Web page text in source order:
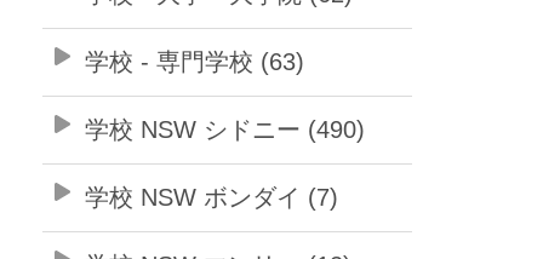
学校 - 専門学校 (63)
学校 NSW シドニー (490)
学校 NSW ボンダイ (7)